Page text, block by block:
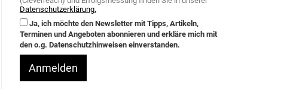
Datenschutzerklärung.
Ja, ich möchte den Newsletter mit Tipps, Artikeln,
Terminen und Angeboten abonnieren und erkläre mich mit
den o.g. Datenschutzhinweisen einverstanden.
Anmelden